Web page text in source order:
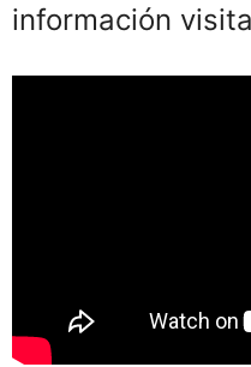
información